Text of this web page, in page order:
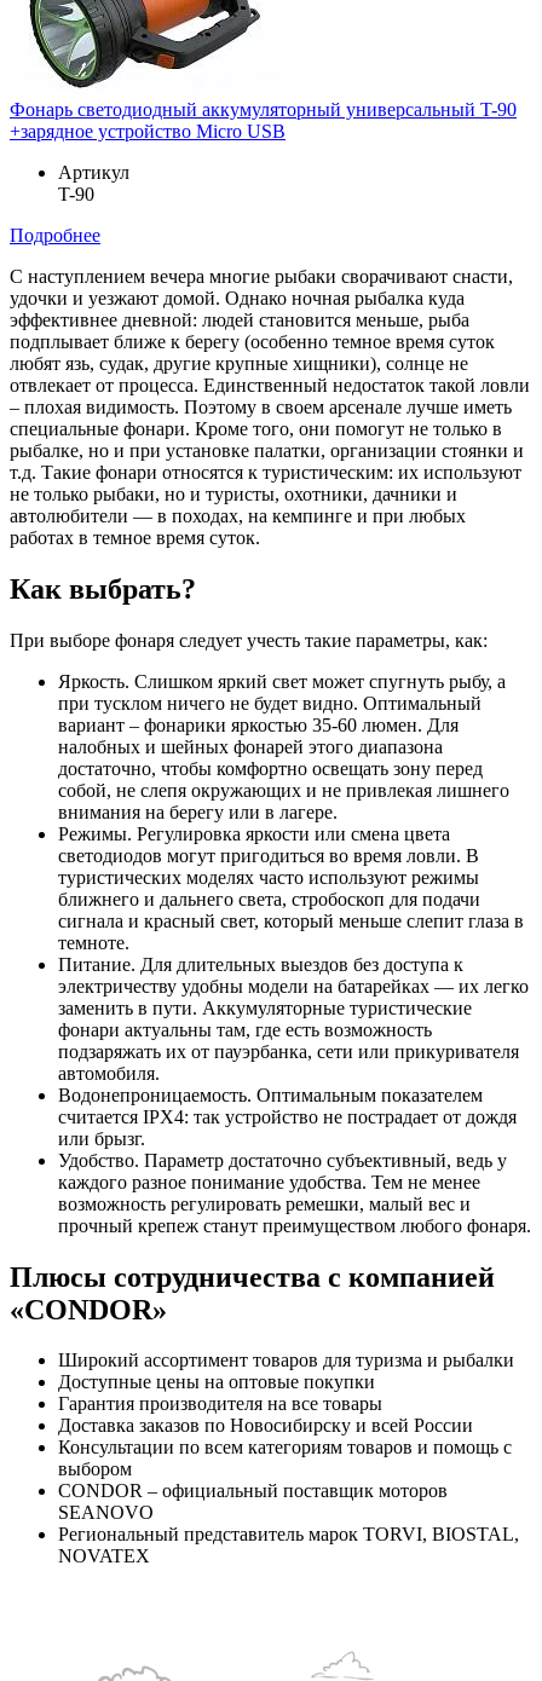
Фонарь светодиодный аккумуляторный универсальный T-90
+зарядное устройство Micro USB
Артикул
T-90
Подробнее
С наступлением вечера многие рыбаки сворачивают снасти,
удочки и уезжают домой. Однако ночная рыбалка куда
эффективнее дневной: людей становится меньше, рыба
подплывает ближе к берегу (особенно темное время суток
любят язь, судак, другие крупные хищники), солнце не
отвлекает от процесса. Единственный недостаток такой ловли
– плохая видимость. Поэтому в своем арсенале лучше иметь
специальные фонари. Кроме того, они помогут не только в
рыбалке, но и при установке палатки, организации стоянки и
т.д. Такие фонари относятся к туристическим: их используют
не только рыбаки, но и туристы, охотники, дачники и
автолюбители — в походах, на кемпинге и при любых
работах в темное время суток.
Как выбрать?
При выборе фонаря следует учесть такие параметры, как:
Яркость. Слишком яркий свет может спугнуть рыбу, а
при тусклом ничего не будет видно. Оптимальный
вариант – фонарики яркостью 35-60 люмен. Для
налобных и шейных фонарей этого диапазона
достаточно, чтобы комфортно освещать зону перед
собой, не слепя окружающих и не привлекая лишнего
внимания на берегу или в лагере.
Режимы. Регулировка яркости или смена цвета
светодиодов могут пригодиться во время ловли. В
туристических моделях часто используют режимы
ближнего и дальнего света, стробоскоп для подачи
сигнала и красный свет, который меньше слепит глаза в
темноте.
Питание. Для длительных выездов без доступа к
электричеству удобны модели на батарейках — их легко
заменить в пути. Аккумуляторные туристические
фонари актуальны там, где есть возможность
подзаряжать их от пауэрбанка, сети или прикуривателя
автомобиля.
Водонепроницаемость. Оптимальным показателем
считается IPX4: так устройство не пострадает от дождя
или брызг.
Удобство. Параметр достаточно субъективный, ведь у
каждого разное понимание удобства. Тем не менее
возможность регулировать ремешки, малый вес и
прочный крепеж станут преимуществом любого фонаря.
Плюсы сотрудничества с компанией
«CONDOR»
Широкий ассортимент товаров для туризма и рыбалки
Доступные цены на оптовые покупки
Гарантия производителя на все товары
Доставка заказов по Новосибирску и всей России
Консультации по всем категориям товаров и помощь с
выбором
CONDOR – официальный поставщик моторов
SEANOVO
Региональный представитель марок TORVI, BIOSTAL,
NOVATEX